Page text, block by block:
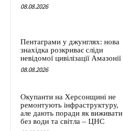
08.08.2026
Пентаграми у джунглях: нова
знахідка розкриває сліди
невідомої цивілізації Амазонії
08.08.2026
Окупанти на Херсонщині не
ремонтують інфраструктуру,
але дають поради як виживати
без води та світла – ЦНС